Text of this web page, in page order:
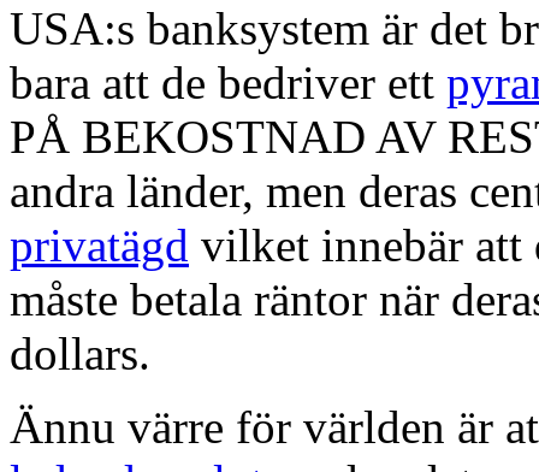
USA:s banksystem är det
bara att de bedriver ett
PÅ BEKOSTNAD AV
andra länder, men deras
privatägd vilket innebär att
måste betala räntor när
dollars.
Ännu värre för världen är